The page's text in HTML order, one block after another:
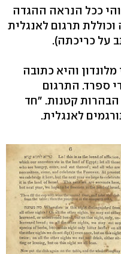
מניו-יורק, משנת 1837. זוהי ככל הנראה ההגדה
תרגום לאנגלית
על כריכתה).
והיא כתובה
ספרד. התרגום
הבהרות קטנות. "חד
לאנגלית.